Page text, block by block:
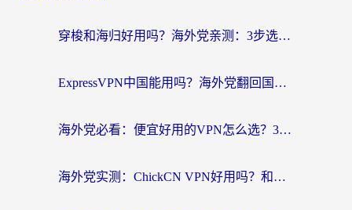
穿梭和海归好用吗？海外党亲测：3步选对回国加速器，无缝刷国内剧玩手游
ExpressVPN中国能用吗？海外党翻回国内的加速器选择指南（附番茄加速器实测）
海外党必看：便宜好用的VPN怎么选？3步解决回国访问难题+Steam改区技巧
海外党实测：ChickCN VPN好用吗？和OurPlay VPN对比哪个回国效果更好？附避坑指南